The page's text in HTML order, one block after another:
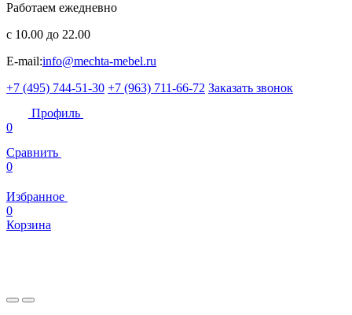
Работаем ежедневно
с 10.00 до 22.00
E-mail:info@mechta-mebel.ru
+7 (495) 744-51-30 +7 (963) 711-66-72 Заказать звонок
Профиль
0
Сравнить
0
Избранное
0
Корзина